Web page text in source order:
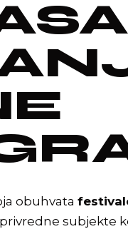
obuhvata
subjekte